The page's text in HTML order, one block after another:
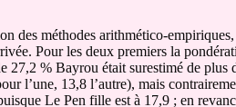
des méthodes arithmético-
Pour les deux premiers la
27,2 % Bayrou était surestimé de
l’une, 13,8 l’autre), mais
Le Pen fille est à 17,9 ; en